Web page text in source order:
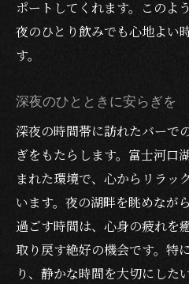
ポートしてくれます。このよ
夜のひとり飲みでも心地よい
す。
深夜のひとときに安らぎを
深夜の時間帯に訪れたバーで
ぎをもたらします。富士河口
まれた環境で、心からリラッ
います。夜の湖畔を眺めなが
過ごす時間は、心身の疲れを
取り戻す絶好の機会です。特
り、静かな時間を大切にした